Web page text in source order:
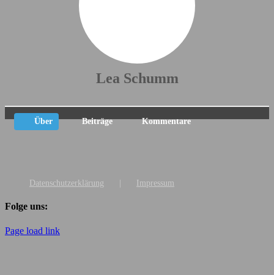
Lea Schumm
Über Beiträge Kommentare
Datenschutzerklärung Impressum
Folge uns:
Page load link